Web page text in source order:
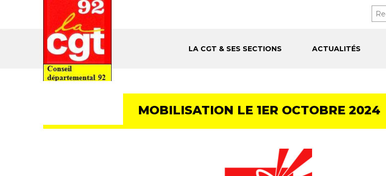
LA CGT & SES SECTIONS ACTUALITÉS
MOBILISATION LE 1ER OCTOBRE 2024